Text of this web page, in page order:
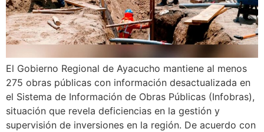
El Gobierno Regional de Ayacucho mantiene al menos
275 obras públicas con información desactualizada en
el Sistema de Información de Obras Públicas (Infobras),
situación que revela deficiencias en la gestión y
supervisión de inversiones en la región. De acuerdo con